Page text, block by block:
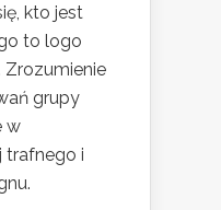
kto jest
to logo
grupy
w
trafnego i